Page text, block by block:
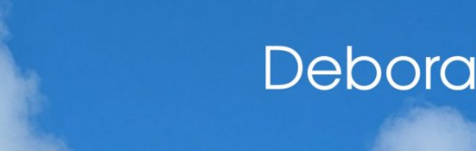
content